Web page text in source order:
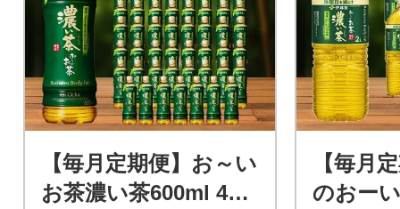
【毎月定期便】お～い
お茶濃い茶600ml 48
【毎月
のおー